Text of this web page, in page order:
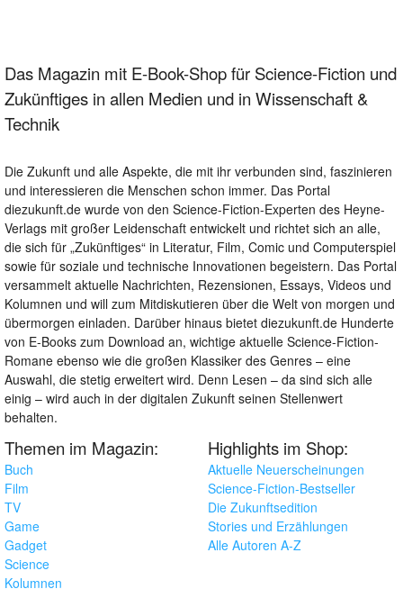
Das Magazin mit E-Book-Shop für Science-Fiction und
Zukünftiges in allen Medien und in Wissenschaft &
Technik
Die Zukunft und alle Aspekte, die mit ihr verbunden sind, faszinieren
und interessieren die Menschen schon immer. Das Portal
diezukunft.de wurde von den Science-Fiction-Experten des Heyne-
Verlags mit großer Leidenschaft entwickelt und richtet sich an alle,
die sich für „Zukünftiges“ in Literatur, Film, Comic und Computerspiel
sowie für soziale und technische Innovationen begeistern. Das Portal
versammelt aktuelle Nachrichten, Rezensionen, Essays, Videos und
Kolumnen und will zum Mitdiskutieren über die Welt von morgen und
übermorgen einladen. Darüber hinaus bietet diezukunft.de Hunderte
von E-Books zum Download an, wichtige aktuelle Science-Fiction-
Romane ebenso wie die großen Klassiker des Genres – eine
Auswahl, die stetig erweitert wird. Denn Lesen – da sind sich alle
einig – wird auch in der digitalen Zukunft seinen Stellenwert
behalten.
Themen im Magazin:
Buch
Film
TV
Game
Gadget
Science
Kolumnen
Highlights im Shop:
Aktuelle Neuerscheinungen
Science-Fiction-Bestseller
Die Zukunftsedition
Stories und Erzählungen
Alle Autoren A-Z